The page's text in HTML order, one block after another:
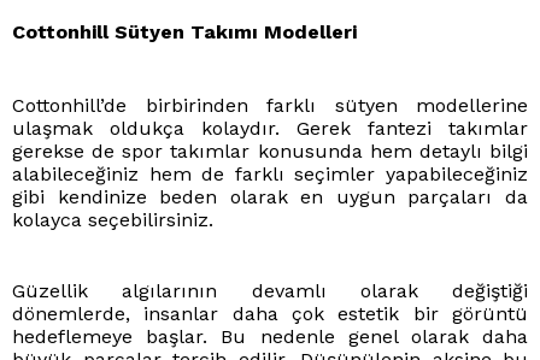
Cottonhill Sütyen Takımı Modelleri
Cottonhill’de birbirinden farklı sütyen modellerine
ulaşmak oldukça kolaydır. Gerek fantezi takımlar
gerekse de spor takımlar konusunda hem detaylı bilgi
alabileceğiniz hem de farklı seçimler yapabileceğiniz
gibi kendinize beden olarak en uygun parçaları da
kolayca seçebilirsiniz.
Güzellik algılarının devamlı olarak değiştiği
dönemlerde, insanlar daha çok estetik bir görüntü
hedeflemeye başlar. Bu nedenle genel olarak daha